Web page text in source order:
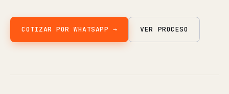
COTIZAR POR WHATSAPP → VER PROCESO